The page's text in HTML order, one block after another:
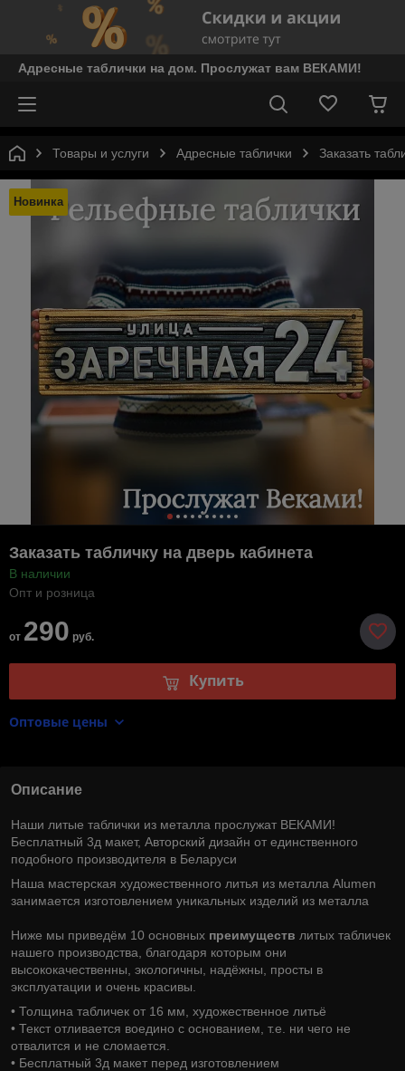
Адресные таблички на дом. Прослужат вам ВЕКАМИ!
Товары и услуги Адресные таблички Заказать
Новинка
Заказать табличку на дверь кабинета
В наличии
Опт и розница
от 290 руб.
Купить
Оптовые цены
Описание
Наши литые таблички из металла прослужат ВЕКАМИ!
Бесплатный 3д макет, Авторский дизайн от единственного
подобного производителя в Беларуси
Наша мастерская художественного литья из металла Alumen
занимается изготовлением уникальных изделий из металла
Ниже мы приведём 10 основных преимуществ литых табличек
нашего производства, благодаря которым они
высококачественны, экологичны, надёжны, просты в
эксплуатации и очень красивы.
• Толщина табличек от 16 мм, художественное литьё
• Текст отливается воедино с основанием, т.е. ни чего не
отвалится и не сломается.
• Бесплатный 3д макет перед изготовлением